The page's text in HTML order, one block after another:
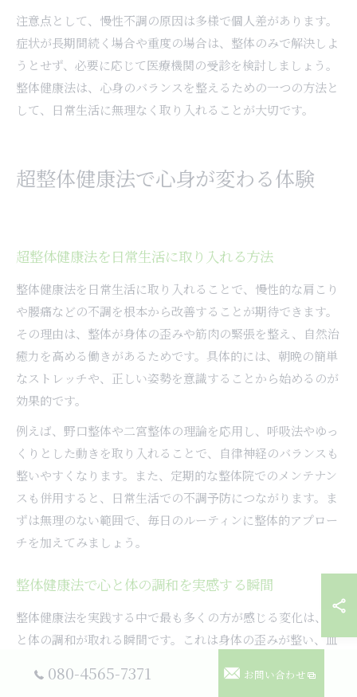
注意点として、慢性不調の原因は多様で個人差があります。
症状が長期間続く場合や重度の場合は、整体のみで解決しよ
うとせず、必要に応じて医療機関の受診を検討しましょう。
整体健康法は、心身のバランスを整えるための一つの方法と
して、日常生活に無理なく取り入れることが大切です。
超整体健康法で心身が変わる体験
超整体健康法を日常生活に取り入れる方法
整体健康法を日常生活に取り入れることで、慢性的な肩こり
や腰痛などの不調を根本から改善することが期待できます。
その理由は、整体が身体の歪みや筋肉の緊張を整え、自然治
癒力を高める働きがあるためです。具体的には、朝晩の簡単
なストレッチや、正しい姿勢を意識することから始めるのが
効果的です。
例えば、野口整体や二宮整体の理論を応用し、呼吸法やゆっ
くりとした動きを取り入れることで、自律神経のバランスも
整いやすくなります。また、定期的な整体院でのメンテナン
スも併用すると、日常生活での不調予防につながります。ま
ずは無理のない範囲で、毎日のルーティンに整体的アプロー
チを加えてみましょう。
整体健康法で心と体の調和を実感する瞬間
整体健康法を実践する中で最も多くの方が感じる変化は、心
と体の調和が取れる瞬間です。これは身体の歪みが整い、血
スできるからです。特に、野口整体で重視される呼吸や意識
080-4565-7371 お問い合わせ